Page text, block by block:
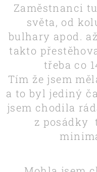
Zaměstnanci
světa, od
bulhary apod.
takto
třeba co
Tím že jsem
a to byl jediný
jsem chodila
z posádky